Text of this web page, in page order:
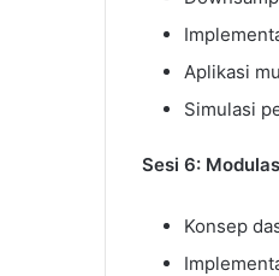
Aplikasi
Simulasi
Sesi 6:
Konsep